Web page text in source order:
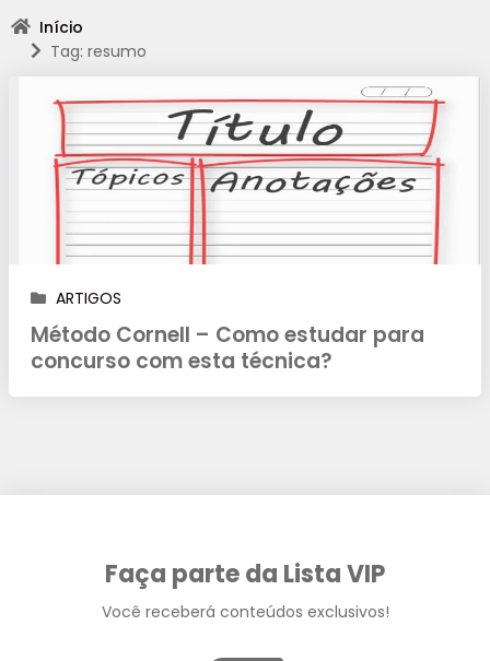
Início
Tag: resumo
ARTIGOS
Método Cornell – Como estudar para
concurso com esta técnica?
Faça parte da Lista VIP
Você receberá conteúdos exclusivos!